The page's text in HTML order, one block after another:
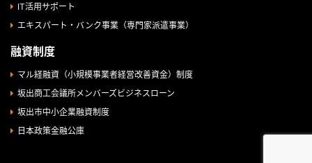
IT活用サポート
エキスパート・バンク事業（専門家派遣事業）
融資制度
マル経融資（小規模事業者経営改善資金）制度
坂出商工会議所メンバーズビジネスローン
坂出市中小企業融資制度
日本政策金融公庫